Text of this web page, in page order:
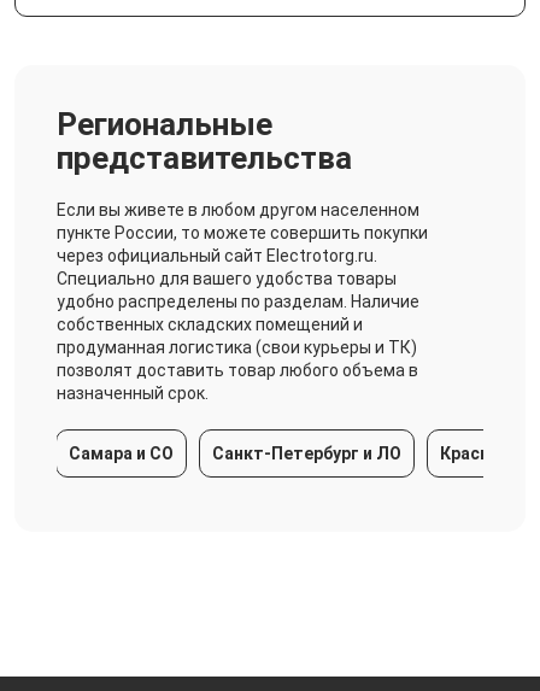
Региональные
представительства
Если вы живете в любом другом населенном
пункте России, то можете совершить покупки
через официальный сайт Electrotorg.ru.
Специально для вашего удобства товары
удобно распределены по разделам. Наличие
собственных складских помещений и
продуманная логистика (свои курьеры и ТК)
позволят доставить товар любого объема в
назначенный срок.
и СО Санкт-Петербург и ЛО Краснодарский край